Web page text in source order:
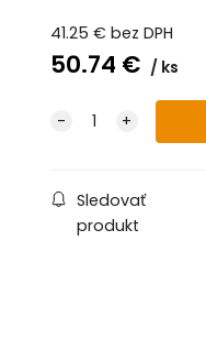
41.25 € bez DPH
50.74 € ks
Sledovať
produkt